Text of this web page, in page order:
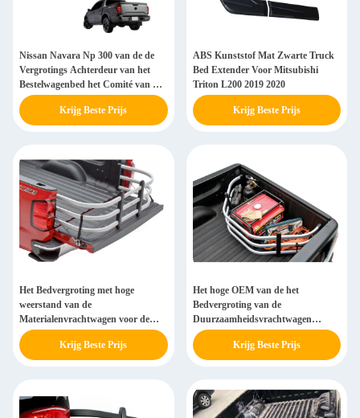
Nissan Navara Np 300 van de de
Vergrotings Achterdeur van het
Bestelwagenbed het Comité van de
de Laadklepversiering Dekking
Krijg Beste Prijs
ABS Kunststof Mat Zwarte Truck
Bed Extender Voor Mitsubishi
Triton L200 2019 2020
Krijg Beste Prijs
Het Bedvergroting met hoge
weerstand van de
Materialenvrachtwagen voor de
Functie van de Ladingsbeschermer
Krijg Beste Prijs
Het hoge OEM van de het
Bedvergroting van de
Duurzaamheidsvrachtwagen
Aanvaardbare Type van
BedtoebehorenKrijg Beste Prijs